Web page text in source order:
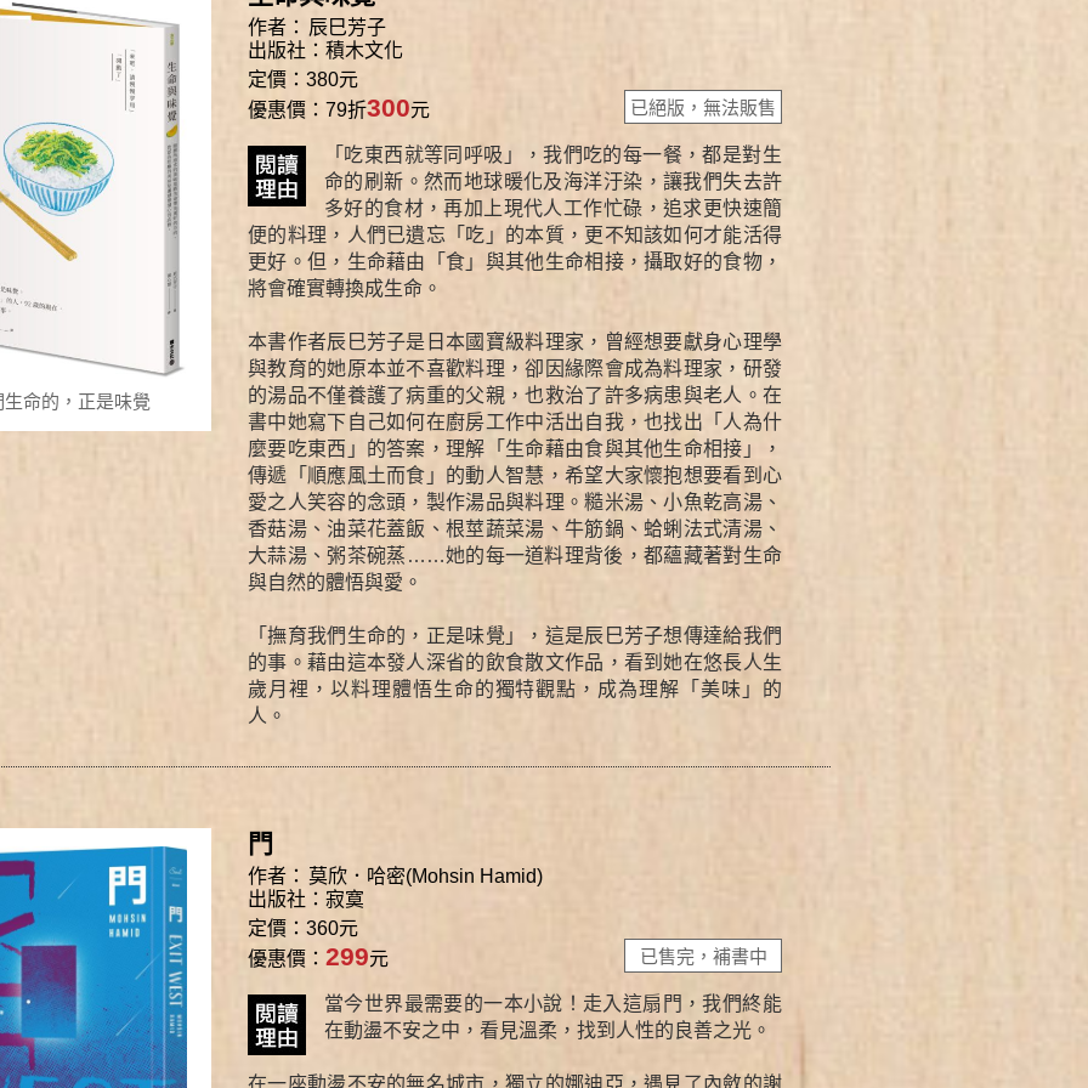
命的，正是味覺
作者： 辰巳芳子
出版社： 積木文化
定價：380元
優惠價：79折300元 已絕版，無法販售
「吃東西就等同呼吸」，我們吃的每一餐，都是對生
命的刷新。然而地球暖化及海洋汙染，讓我們失去許
多好的食材，再加上現代人工作忙碌，追求更快速簡
便的料理，人們已遺忘「吃」的本質，更不知該如何才能活得
更好。但，生命藉由「食」與其他生命相接，攝取好的食物，
將會確實轉換成生命。
本書作者辰巳芳子是日本國寶級料理家，曾經想要獻身心理學
與教育的她原本並不喜歡料理，卻因緣際會成為料理家，研發
的湯品不僅養護了病重的父親，也救治了許多病患與老人。在
書中她寫下自己如何在廚房工作中活出自我，也找出「人為什
麼要吃東西」的答案，理解「生命藉由食與其他生命相接」，
傳遞「順應風土而食」的動人智慧，希望大家懷抱想要看到心
愛之人笑容的念頭，製作湯品與料理。糙米湯、小魚乾高湯、
香菇湯、油菜花蓋飯、根莖蔬菜湯、牛筋鍋、蛤蜊法式清湯、
大蒜湯、粥茶碗蒸……她的每一道料理背後，都蘊藏著對生命
與自然的體悟與愛。
「撫育我們生命的，正是味覺」，這是辰巳芳子想傳達給我們
的事。藉由這本發人深省的飲食散文作品，看到她在悠長人生
歲月裡，以料理體悟生命的獨特觀點，成為理解「美味」的
人。
門
作者： 莫欣．哈密(Mohsin Hamid)
出版社：寂寞
定價：360元
優惠價： 299元 已售完，補書中
當今世界最需要的一本小說！走入這扇門，我們終能
在動盪不安之中，看見溫柔，找到人性的良善之光。
在一座動盪不安的無名城市，獨立的娜迪亞，遇見了內斂的謝